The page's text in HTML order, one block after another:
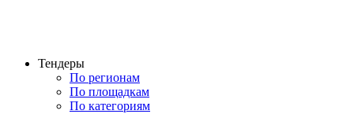
Тендеры
По регионам
По площадкам
По категориям